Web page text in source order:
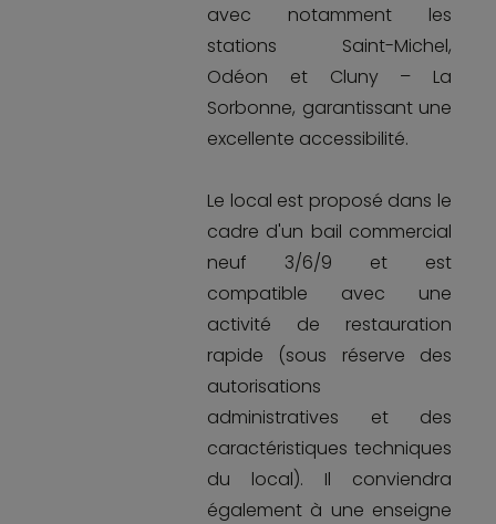
avec notamment les
stations Saint-Michel,
Odéon et Cluny – La
Sorbonne, garantissant une
excellente accessibilité.
Le local est proposé dans le
cadre d'un bail commercial
neuf 3/6/9 et est
compatible avec une
activité de restauration
rapide (sous réserve des
autorisations
administratives et des
caractéristiques techniques
du local). Il conviendra
également à une enseigne